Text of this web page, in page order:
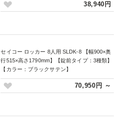
38,940円
セイコー ロッカー 8人用 SLDK-8 【幅900×奥
行515×高さ1790mm】【錠前タイプ：3種類】
【カラー：ブラックサテン】
70,950円 ～